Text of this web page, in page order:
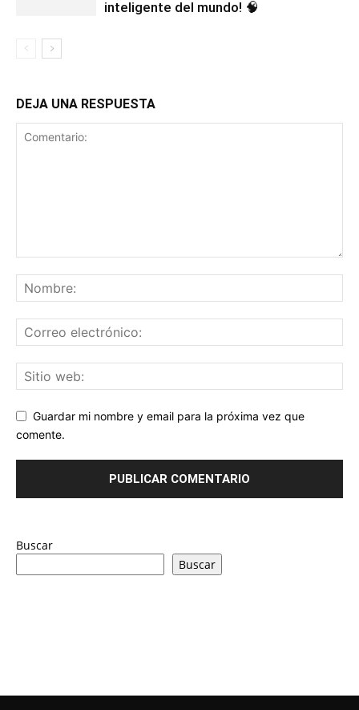
inteligente del mundo! 🧠
DEJA UNA RESPUESTA
Guardar mi nombre y email para la próxima vez que
comente.
Buscar
Buscar